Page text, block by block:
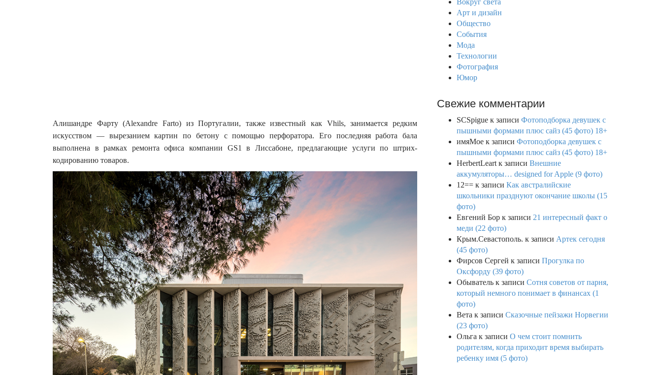
Алишандре Фарту (Alexandre Farto) из Португалии, также известный как Vhils, занимается редким
искусством — вырезанием картин по бетону с помощью перфоратора. Его последняя работа бала
выполнена в рамках ремонта офиса компании GS1 в Лиссабоне, предлагающие услуги по штрих-
кодированию товаров.
Вокруг света
Арт и дизайн
Общество
События
Мода
Технологии
Фотография
Юмор
Свежие комментарии
SCSpigue к записи Фотоподборка девушек с
пышными формами плюс сайз (45 фото) 18+
имяМое к записи Фотоподборка девушек с
пышными формами плюс сайз (45 фото) 18+
HerbertLeart к записи Внешние
аккумуляторы… designed for Apple (9 фото)
12== к записи Как австралийские
школьники празднуют окончание школы (15
фото)
Евгений Бор к записи 21 интересный факт о
меди (22 фото)
Крым.Севастополь. к записи Артек сегодня
(45 фото)
Фирсов Сергей к записи Прогулка по
Оксфорду (39 фото)
Обыватель к записи Сотня советов от парня,
который немного понимает в финансах (1
фото)
Вета к записи Сказочные пейзажи Норвегии
(23 фото)
Ольга к записи О чем стоит помнить
родителям, когда приходит время выбирать
ребенку имя (5 фото)